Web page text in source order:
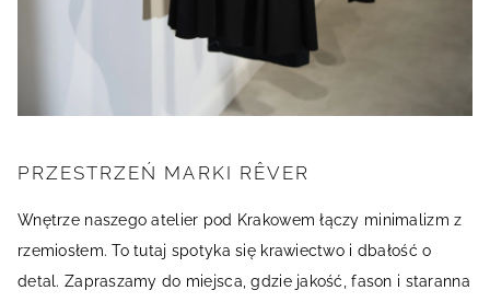
PRZESTRZEŃ MARKI RÊVER
Wnętrze naszego atelier pod Krakowem łączy minimalizm z
rzemiosłem. To tutaj spotyka się krawiectwo i dbałość o
detal. Zapraszamy do miejsca, gdzie jakość, fason i staranna